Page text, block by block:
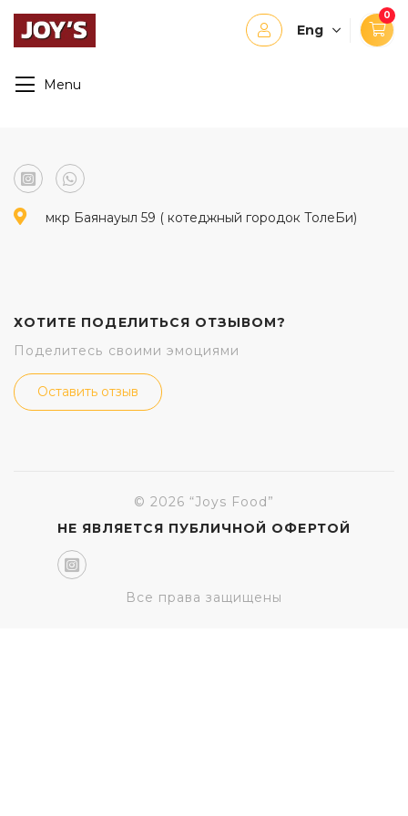
Eng
0
Menu
мкр Баянауыл 59 ( котеджный городок ТолеБи)
ХОТИТЕ ПОДЕЛИТЬСЯ ОТЗЫВОМ?
Поделитесь своими эмоциями
Оставить отзыв
© 2026 “Joys Food”
НЕ ЯВЛЯЕТСЯ ПУБЛИЧНОЙ ОФЕРТОЙ
Все права защищены